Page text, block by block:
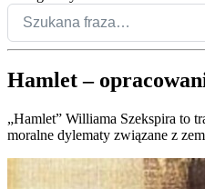
Hamlet –
„Hamlet” Williama Szekspira to
moralne dylematy związane z